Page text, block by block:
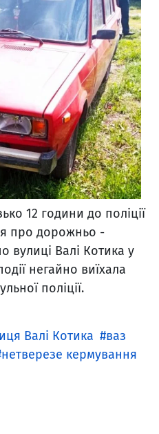
12 години до поліції
про дорожньо -
вулиці Валі Котика у
негайно виїхала
поліції.
Валі Котика
ваз
нетверезе кермування